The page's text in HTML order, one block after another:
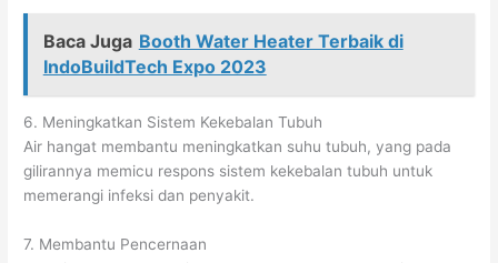
Baca Juga Booth Water Heater Terbaik di
IndoBuildTech Expo 2023
6. Meningkatkan Sistem Kekebalan Tubuh
Air hangat membantu meningkatkan suhu tubuh, yang pada
gilirannya memicu respons sistem kekebalan tubuh untuk
memerangi infeksi dan penyakit.
7. Membantu Pencernaan